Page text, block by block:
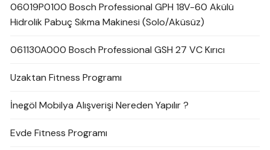
06019P0100 Bosch Professional GPH 18V-60 Akülü
Hidrolik Pabuç Sıkma Makinesi (Solo/Aküsüz)
061130A000 Bosch Professional GSH 27 VC Kırıcı
Uzaktan Fitness Programı
İnegöl Mobilya Alışverişi Nereden Yapılır ?
Evde Fitness Programı